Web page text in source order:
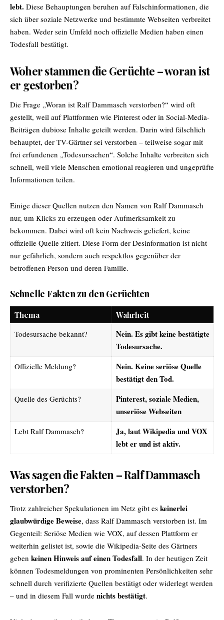
lebt. Diese Behauptungen beruhen auf Falschinformationen, die
sich über soziale Netzwerke und bestimmte Webseiten verbreitet
haben. Weder sein Umfeld noch offizielle Medien haben einen
Todesfall bestätigt.
Woher stammen die Gerüchte – woran ist
er gestorben?
Die Frage „Woran ist Ralf Dammasch verstorben?“ wird oft
gestellt, weil auf Plattformen wie Pinterest oder in Social-Media-
Beiträgen dubiose Inhalte geteilt werden. Darin wird fälschlich
behauptet, der TV-Gärtner sei verstorben – teilweise sogar mit
frei erfundenen „Todesursachen“. Solche Inhalte verbreiten sich
schnell, weil viele Menschen emotional reagieren und ungeprüfte
Informationen teilen.
Einige dieser Quellen nutzen den Namen von Ralf Dammasch
nur, um Klicks zu erzeugen oder Aufmerksamkeit zu
bekommen. Dabei wird oft kein Nachweis geliefert, keine
offizielle Quelle zitiert. Diese Form der Desinformation ist nicht
nur gefährlich, sondern auch respektlos gegenüber der
betroffenen Person und deren Familie.
Schnelle Fakten zu den Gerüchten
Thema
Wahrheit
Todesursache bekannt?
Nein. Es gibt keine bestätigte
Todesursache.
Offizielle Meldung?
Nein. Keine seriöse Quelle
bestätigt den Tod.
Quelle des Gerüchts?
Pinterest, soziale Medien,
unseriöse Webseiten
Lebt Ralf Dammasch?
Ja, laut Wikipedia und VOX
lebt er und ist aktiv.
Was sagen die Fakten – Ralf Dammasch
verstorben?
Trotz zahlreicher Spekulationen im Netz gibt es keinerlei
glaubwürdige Beweise, dass Ralf Dammasch verstorben ist. Im
Gegenteil: Seriöse Medien wie VOX, auf dessen Plattform er
weiterhin gelistet ist, sowie die Wikipedia-Seite des Gärtners
geben keinen Hinweis auf einen Todesfall. In der heutigen Zeit
können Todesmeldungen von prominenten Persönlichkeiten sehr
schnell durch verifizierte Quellen bestätigt oder widerlegt werden
– und in diesem Fall wurde nichts bestätigt.